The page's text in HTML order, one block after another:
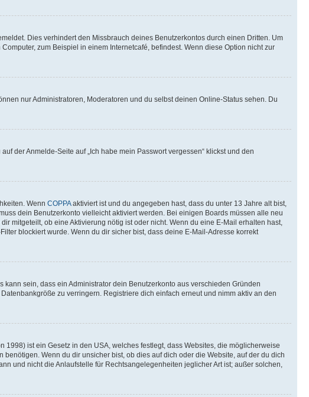
Dies verhindert den Missbrauch deines Benutzerkontos durch einen Dritten. Um
zum Beispiel in einem Internetcafé, befindest. Wenn diese Option nicht zur
nur Administratoren, Moderatoren und du selbst deinen Online-Status sehen. Du
der Anmelde-Seite auf „Ich habe mein Passwort vergessen“ klickst und den
Wenn COPPAaktiviert ist und du angegeben hast, dass du unter 13 Jahre alt bist,
dein Benutzerkonto vielleicht aktiviert werden. Bei einigen Boards müssen alle neu
mitgeteilt, ob eine Aktivierung nötig ist oder nicht. Wenn du eine E-Mail erhalten hast,
blockiert wurde. Wenn du dir sicher bist, dass deine E-Mail-Adresse korrekt
sein, dass ein Administrator dein Benutzerkonto aus verschieden Gründen
zu verringern. Registriere dich einfach erneut und nimm aktiv an den
ist ein Gesetz in den USA, welches festlegt, dass Websites, die möglicherweise
Wenn du dir unsicher bist, ob dies auf dich oder die Website, auf der du dich
und nicht die Anlaufstelle für Rechtsangelegenheiten jeglicher Art ist; außer solchen,